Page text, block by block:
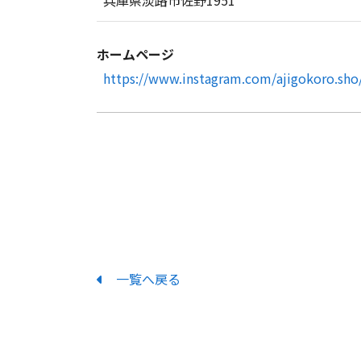
ホームページ
https://www.instagram.com/
一覧へ戻る